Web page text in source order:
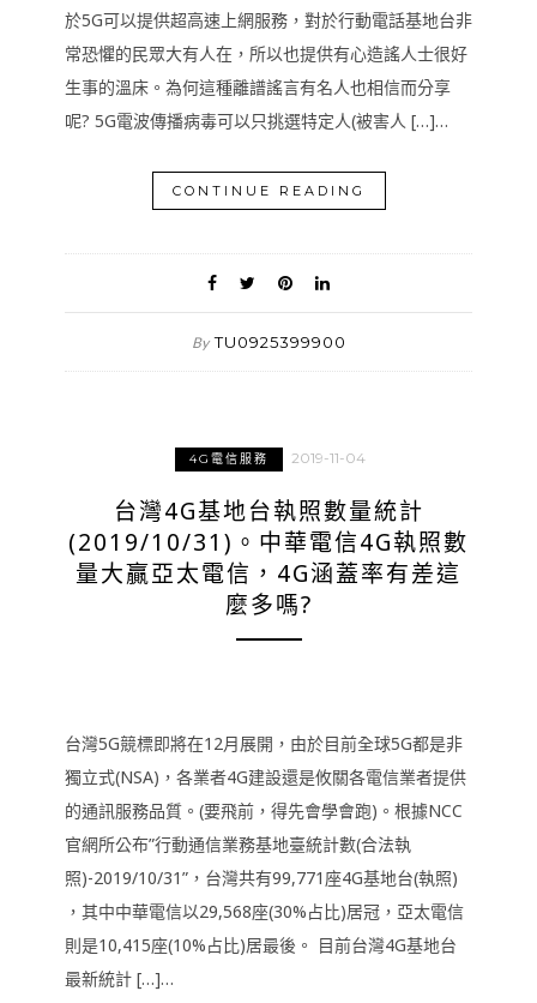
於5G可以提供超高速上網服務，對於行動電話基地台非
常恐懼的民眾大有人在，所以也提供有心造謠人士很好
生事的溫床。為何這種離譜謠言有名人也相信而分享
呢? 5G電波傳播病毒可以只挑選特定人(被害人 […]…
CONTINUE READING
By TU0925399900
4G電信服務 2019-11-04
台灣4G基地台執照數量統計
(2019/10/31)。中華電信4G執照數
量大贏亞太電信，4G涵蓋率有差這
麼多嗎?
台灣5G競標即將在12月展開，由於目前全球5G都是非
獨立式(NSA)，各業者4G建設還是攸關各電信業者提供
的通訊服務品質。(要飛前，得先會學會跑)。根據NCC
官網所公布”行動通信業務基地臺統計數(合法執
照)-2019/10/31”，台灣共有99,771座4G基地台(執照)
，其中中華電信以29,568座(30%占比)居冠，亞太電信
則是10,415座(10%占比)居最後。 目前台灣4G基地台
最新統計 […]…